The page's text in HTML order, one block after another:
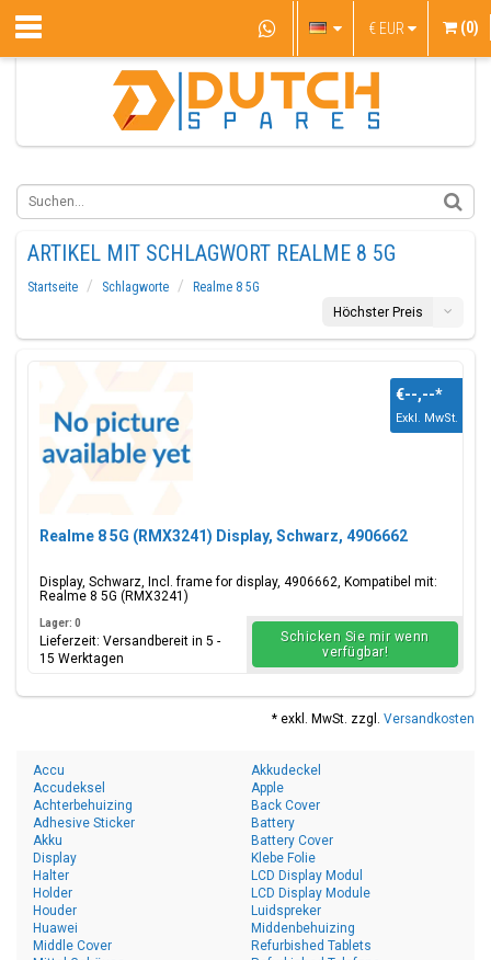
€ EUR (0)
ARTIKEL MIT SCHLAGWORT REALME 8 5G
Startseite Schlagworte
Realme 8 5G
Höchster Preis
Realme 8 5G (RMX3241) Display, Schwarz, 4906662
Display, Schwarz, Incl. frame for display, 4906662, Kompatibel mit:
Realme 8 5G (RMX3241)
€--,--*
Exkl. MwSt.
Lager: 0
Lieferzeit: Versandbereit in 5 -
15 Werktagen
Schicken Sie mir wenn
verfügbar!
* exkl. MwSt. zzgl. Versandkosten
Accu
Accudeksel
Achterbehuizing
Adhesive Sticker
Akku
Akkudeckel
Apple
Back Cover
Battery
Battery Cover
Display
Halter
Holder
Houder
Huawei
Klebe Folie
LCD Display Modul
LCD Display Module
Luidspreker
Middenbehuizing
Middle Cover
Refurbished Tablets